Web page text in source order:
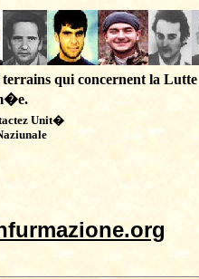
qui concernent la Lutte
Unit�